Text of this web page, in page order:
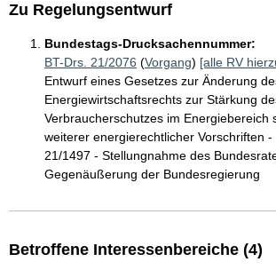
Zu Regelungsentwurf
Bundestags-Drucksachennummer:
BT-Drs. 21/2076 (Vorgang) [alle RV
Entwurf eines Gesetzes zur Änderung
Energiewirtschaftsrechts zur Stärkung
Verbraucherschutzes im Energiebereich
weiterer energierechtlicher Vorschriften -
21/1497 - Stellungnahme des
Gegenäußerung der Bundesregierung
Betroffene Interessenbereiche (4)